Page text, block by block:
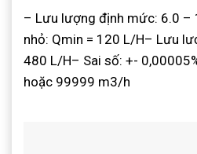
– Lưu lượng định mức: 6.0 –
nhỏ: Qmin = 120 L/H– Lưu
480 L/H– Sai số: +-
hoặc 99999 m3/h